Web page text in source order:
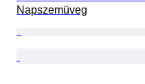
Napszemüveg